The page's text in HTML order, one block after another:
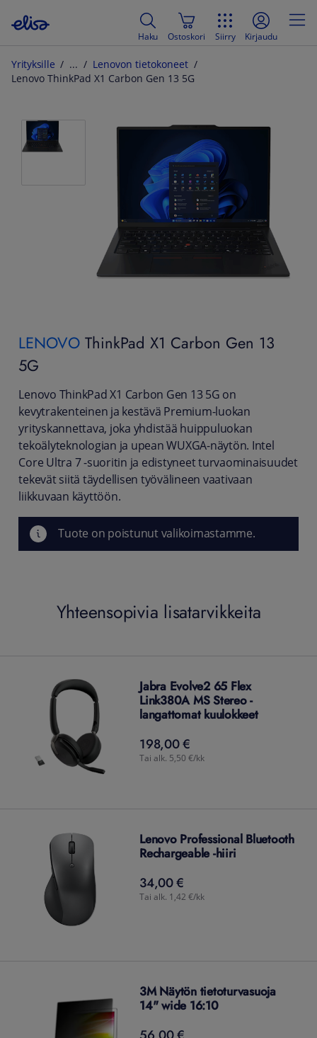
Haku Ostoskori Siirry Kirjaudu
Yrityksille
Lenovon tietokoneet
Lenovo ThinkPad X1 Carbon Gen 13 5G
LENOVO ThinkPad X1 Carbon Gen 13
5G
Lenovo ThinkPad X1 Carbon Gen 13 5G on
kevytrakenteinen ja kestävä Premium-luokan
yrityskannettava, joka yhdistää huippuluokan
tekoälyteknologian ja upean WUXGA-näytön. Intel
Core Ultra 7 -suoritin ja edistyneet turvaominaisuudet
tekevät siitä täydellisen työvälineen vaativaan
liikkuvaan käyttöön.
Tuote on poistunut valikoimastamme.
Yhteensopivia lisatarvikkeita
Jabra Evolve2 65 Flex
Link380A MS Stereo -
langattomat kuulokkeet
198,00 €
198,00€
Tai alk. 5,50 €/kk
Lenovo Professional Bluetooth
Rechargeable -hiiri
34,00 €
34,00€
Tai alk. 1,42 €/kk
3M Näytön tietoturvasuoja
14" wide 16:10
56,00 €